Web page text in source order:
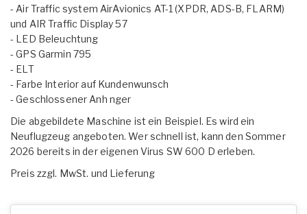
- Air Traffic system AirAvionics AT-1 (XPDR, ADS-B, FLARM)
und AIR Traffic Display 57
- LED Beleuchtung
- GPS Garmin 795
- ELT
- Farbe Interior auf Kundenwunsch
- Geschlossener Anh nger
Die abgebildete Maschine ist ein Beispiel. Es wird ein
Neuflugzeug angeboten. Wer schnell ist, kann den Sommer
2026 bereits in der eigenen Virus SW 600 D erleben.
Preis zzgl. MwSt. und Lieferung